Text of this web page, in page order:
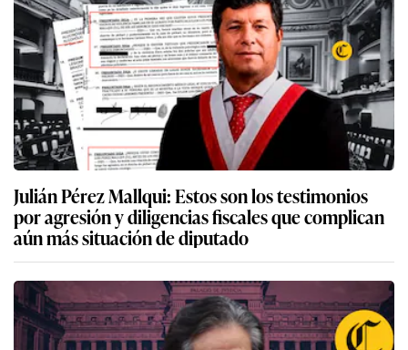
Julián Pérez Mallqui: Estos son los testimonios
por agresión y diligencias fiscales que complican
aún más situación de diputado